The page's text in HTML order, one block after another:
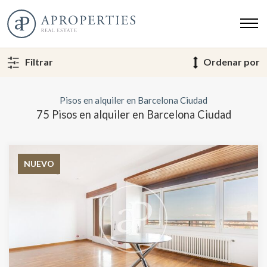
Filtrar Ordenar por
Pisos en alquiler en Barcelona Ciudad
75 Pisos en alquiler en Barcelona Ciudad
NUEVO